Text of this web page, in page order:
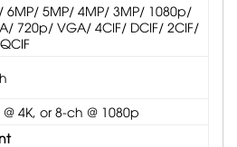
6MP/ 5MP/ 4MP/ 3MP/ 1080p/
720p/ VGA/ 4CIF/ DCIF/ 2CIF/
4K, or 8-ch @ 1080p